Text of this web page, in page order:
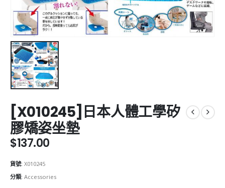
[X010245]日本人體工學矽
膠矯姿坐墊
$137.00
貨號: X010245
分類: Accessories